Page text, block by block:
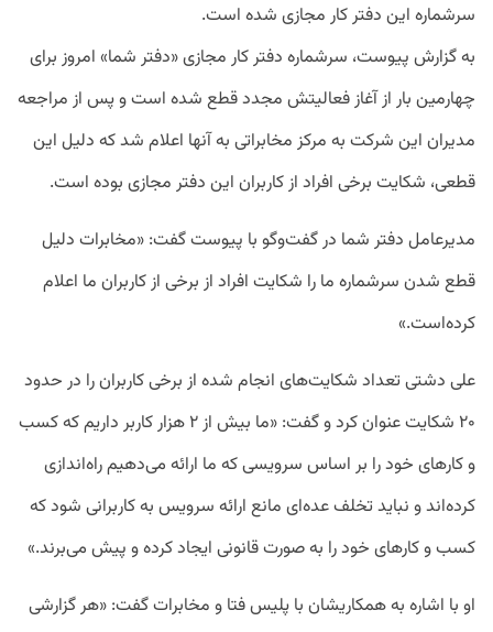
سرشماره این دفتر کار مجازی شده است.
به گزارش پیوست، سرشماره دفتر کار مجازی «دفتر شما» امروز برای
چهارمین بار از آغاز فعالیتش مجدد قطع شده است و پس از مراجعه
مدیران این شرکت به مرکز مخابراتی به آنها اعلام شد که دلیل این
قطعی، شکایت برخی افراد از کاربران این دفتر مجازی بوده است.
مدیرعامل دفتر شما در گفت‌وگو با پیوست گفت: «مخابرات دلیل
قطع شدن سرشماره ما را شکایت افراد از برخی از کاربران ما اعلام
کرده‌است.»
علی دشتی تعداد شکایت‌های انجام شده از برخی کاربران را در حدود
۲۰ شکایت عنوان کرد و گفت: «ما بیش از ۲ هزار کاربر داریم که کسب
و کارهای خود را بر اساس سرویسی که ما ارائه می‌دهیم راه‌اندازی
کرده‌اند و نباید تخلف عده‌ای مانع ارائه سرویس به کاربرانی شود که
کسب و کارهای خود را به صورت قانونی ایجاد کرده و پیش می‌برند.»
او با اشاره به همکاریشان با پلیس فتا و مخابرات گفت: «هر گزارشی